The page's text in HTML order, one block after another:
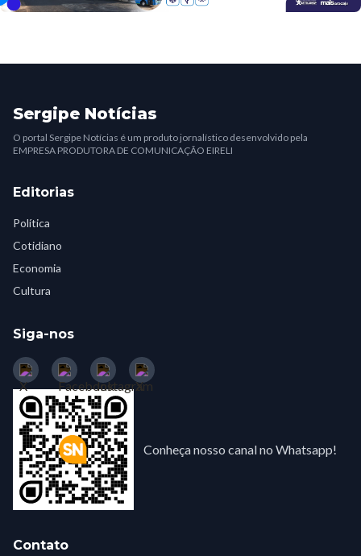
Sergipe Notícias
O portal Sergipe Notícias é um produto jornalístico desenvolvido pela
EMPRESA PRODUTORA DE COMUNICAÇÃO EIRELI
Editorias
Política
Cotidiano
Economia
Cultura
Siga-nos
Conheça nosso canal no Whatsapp!
Contato